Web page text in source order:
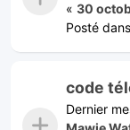
« 30
Posté dans
code
Dernier